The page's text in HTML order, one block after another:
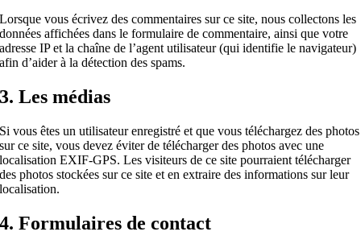
Lorsque vous écrivez des commentaires sur ce site, nous collectons les
données affichées dans le formulaire de commentaire, ainsi que votre
adresse IP et la chaîne de l’agent utilisateur (qui identifie le navigateur)
afin d’aider à la détection des spams.
3. Les médias
Si vous êtes un utilisateur enregistré et que vous téléchargez des photos
sur ce site, vous devez éviter de télécharger des photos avec une
localisation EXIF-GPS. Les visiteurs de ce site pourraient télécharger
des photos stockées sur ce site et en extraire des informations sur leur
localisation.
4. Formulaires de contact